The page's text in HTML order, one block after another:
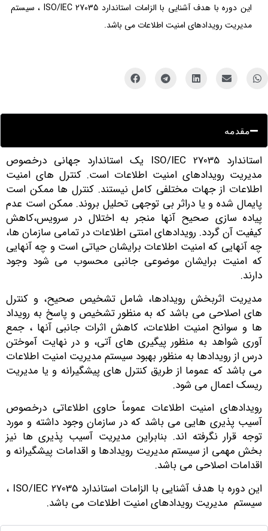
این دوره با هدف آشنایی با الزامات استاندارد ISO/IEC 27035 ، سیستم
مدیریت رویدادهای امنیت اطلاعات می باشد.
مقدمه
استاندارد ISO/IEC 27035 یک استاندارد جهانی درخصوص
رویدادهای امنیت اطلاعات است. کنترل های امنیت
از جهات مختلفی کامل نیستند. کنترل ها ممکن است
شده و یا دراثر بی توجهی تحلیل بروند. ممکن است عدم
سازی صحیح آنها منجر به اختلال در سرویس،کاهش
آن گردد. رویدادهای امنتی اطلاعات در تمامی سازمان ها،
آنهایی که امنیت اطلاعات برایشان حیاتی است و چه آنهایی
امنیت برایشان موضوعی جانبی محسوب می شود وجود
اثربخش رویدادها، شامل تشخیص صحیح، و کنترل
اصلاحی می باشد که به منظور تشخیص و پاسخ به رویداد
و سوانح امنیت اطلاعات، کاهش اثرات جانبی آنها ، جمع
شواهد به منظور پیگیری های آتی، و در نهایت آموختن
از رویدادها به منظور بهبود سیستم مدیریت امنیت اطلاعات
باشد که عموما از طریق کنترل های پیشگیرانه و یا مدیریت
اعمال می شود.
امنیت اطلاعات عموماً حاوی اطلاعاتی درخصوص
پذیری هایی می باشد که در سازمان وجود داشته و مورد
قرار نگرفته اند. بنابراین مدیریت آسیب پذیری ها نیز
مهمی از سیستم مدیریت رویدادها و اقدامات پیشگیرانه و
اصلاحی می باشد.
این دوره با هدف آشنایی با الزامات استاندارد ISO/IEC 27035 ،
مدیریت رویدادهای امنیت اطلاعات می باشد.